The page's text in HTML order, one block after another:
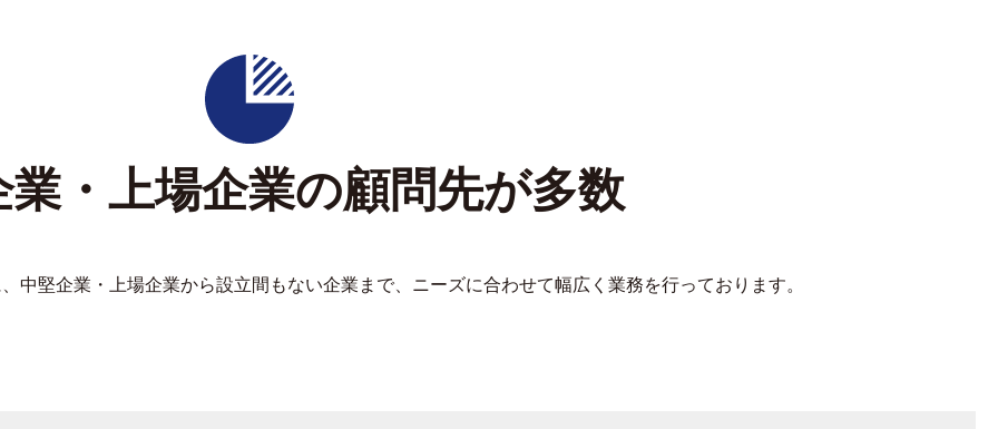
業・上場企業の顧問先が多数
中堅企業・上場企業から設立間もない企業まで、ニーズに合わせて幅広く業務を行っております。